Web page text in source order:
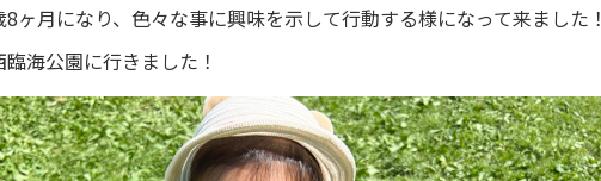
ヶ月になり、色々な事に興味を示して行動する様になって来ました！
海公園に行きました！